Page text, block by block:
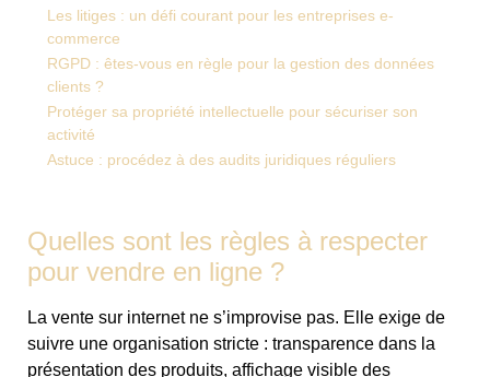
Les litiges : un défi courant pour les entreprises e-
commerce
RGPD : êtes-vous en règle pour la gestion des données
clients ?
Protéger sa propriété intellectuelle pour sécuriser son
activité
Astuce : procédez à des audits juridiques réguliers
Quelles sont les règles à respecter
pour vendre en ligne ?
La vente sur internet ne s’improvise pas. Elle exige de
suivre une organisation stricte : transparence dans la
présentation des produits, affichage visible des